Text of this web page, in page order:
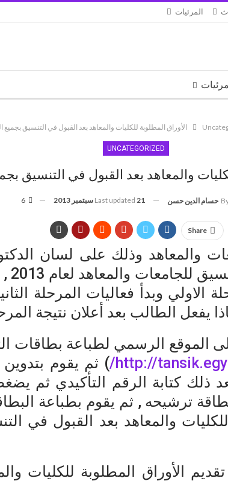
المرئيات
الأوراق المطلوبة للكليات والمعاهد بعد القبول في التنسيق بجميع
UNCATEGORIZED
والمعاهد بعد القبول في التنسيق
حسام الدين حسن Last updated 21 سبتمبر 2013 6
Share
والمعاهد وذلك على لسان
المرحلة الاولي وبدأ فعاليات المرحلة
يفعل الطالب بعد أعلان نتيجة
الموقع الرسمي لطباعة بطاقات
http:// ) ثم يقوم
وبعد ذلك كتابة الرقم التأكيدي ثم
ترشيحه , ثم يقوم بطباعة
والمعاهد بعد القبول في
الأوراق المطلوبة للكليات